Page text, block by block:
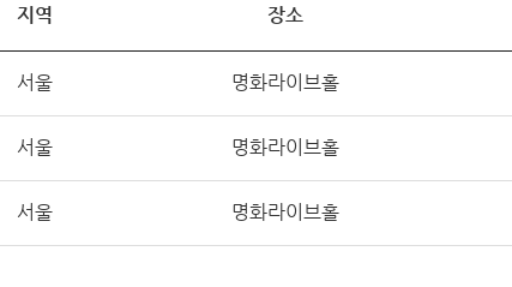
지역 장소
서울 명화라이브홀
서울 명화라이브홀
서울 명화라이브홀